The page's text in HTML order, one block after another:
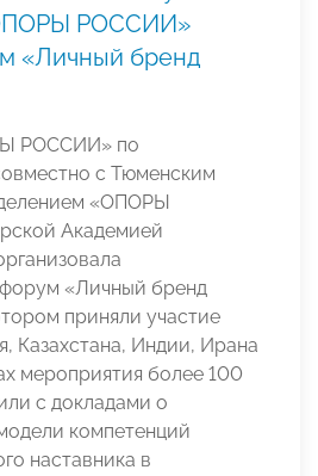
РОССИИ»
«Личный бренд
РОССИИ» по
с Тюменским
«ОПОРЫ
Академией
«Личный бренд
приняли участие
Казахстана, Индии, Ирана
мероприятия более 100
с докладами о
компетенций
наставника в